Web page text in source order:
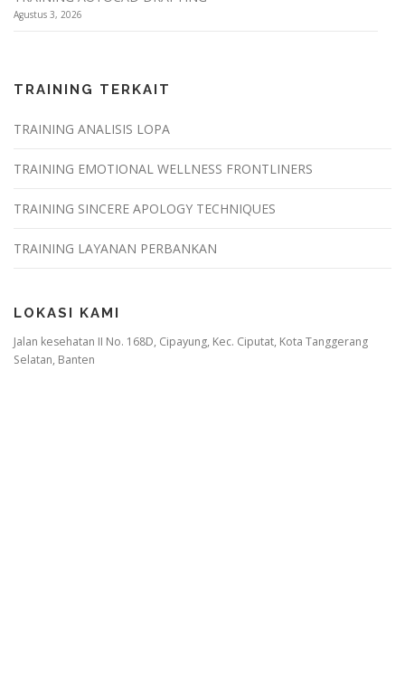
Agustus 3, 2026
TRAINING TERKAIT
TRAINING ANALISIS LOPA
TRAINING EMOTIONAL WELLNESS FRONTLINERS
TRAINING SINCERE APOLOGY TECHNIQUES
TRAINING LAYANAN PERBANKAN
LOKASI KAMI
Jalan kesehatan II No. 168D, Cipayung, Kec. Ciputat, Kota Tanggerang
Selatan, Banten